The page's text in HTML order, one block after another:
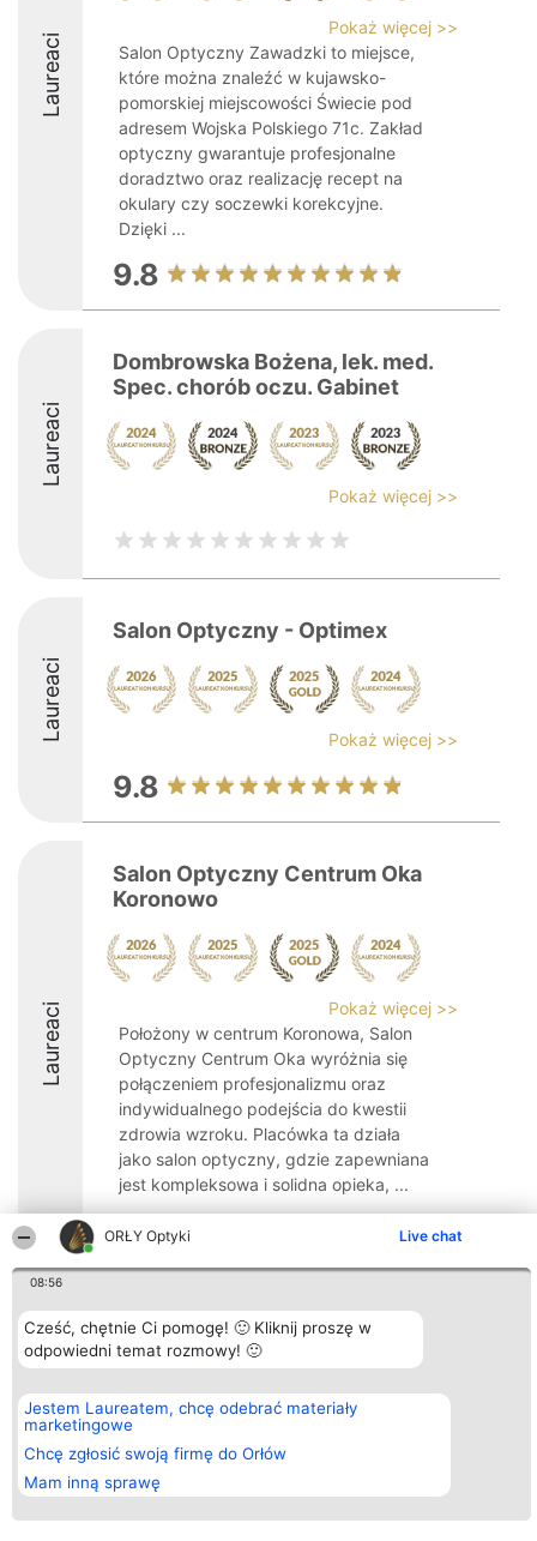
ORŁY Optyki Live chat
08:56
Cześć, chętnie Ci pomogę! 🙂 Kliknij proszę w
odpowiedni temat rozmowy! 🙂
Jestem Laureatem, chcę odebrać materiały
marketingowe
Chcę zgłosić swoją firmę do Orłów
Mam inną sprawę
Laureaci
Pokaż więcej >>
Salon Optyczny Zawadzki to miejsce,
które można znaleźć w kujawsko-
pomorskiej miejscowości Świecie pod
adresem Wojska Polskiego 71c. Zakład
optyczny gwarantuje profesjonalne
doradztwo oraz realizację recept na
okulary czy soczewki korekcyjne.
Dzięki ...
9.8
Laureaci
Dombrowska Bożena, lek. med.
Spec. chorób oczu. Gabinet
Pokaż więcej >>
Laureaci
Salon Optyczny - Optimex
Pokaż więcej >>
9.8
Laureaci
Salon Optyczny Centrum Oka
Koronowo
Pokaż więcej >>
Położony w centrum Koronowa, Salon
Optyczny Centrum Oka wyróżnia się
połączeniem profesjonalizmu oraz
indywidualnego podejścia do kwestii
zdrowia wzroku. Placówka ta działa
jako salon optyczny, gdzie zapewniana
jest kompleksowa i solidna opieka, ...
9.8
Organizator plebiscytu
Bright Side Solutions sp. z o.
o. sp. k.
ul. Ruska 22
KRS 0000749100 | Regon
381313360 | NIP 8943132676
+48 508 492 400
Plebiscyt
Laureaci
Lista
wszystkich
Zasady
Prywatności
Kontakt
Kontakt